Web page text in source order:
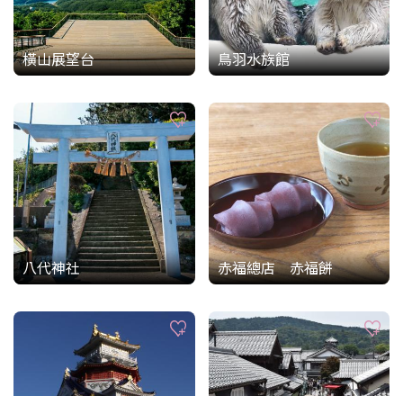
橫山展望台 鳥羽水族館
八代神社 赤福總店 赤福餅